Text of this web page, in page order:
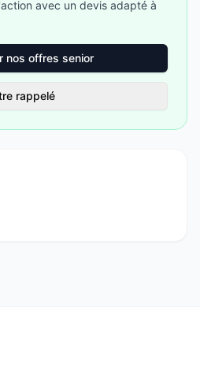
avec un devis adapté à
nos offres senior
rappelé